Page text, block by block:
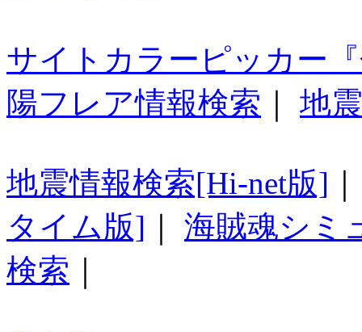
サイトカラーピッカー
陽フレア情報検索
地
地震情報検索[Hi-net版]
タイム版]
海賊魂シミ
検索